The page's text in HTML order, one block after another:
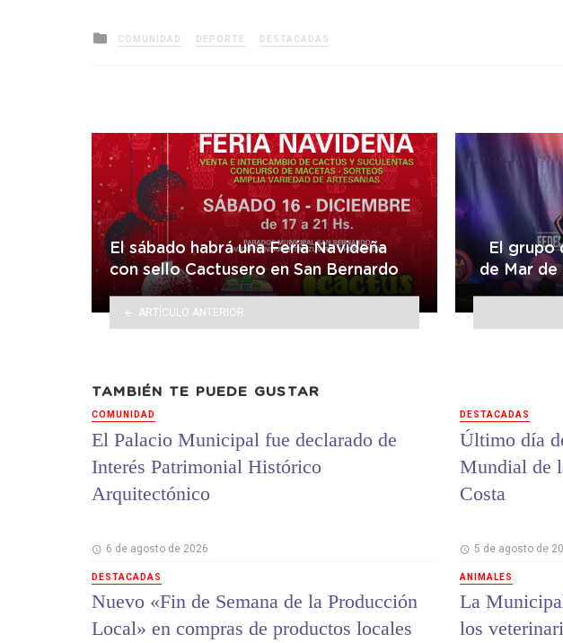
Posted
in
COMUNIDAD DEPORTE DESTACADAS
El sábado habrá una Feria Navideña
con sello Cactusero en San Bernardo
ARTÍCULO ANTERIOR
El grupo
de Mar de
TAMBIÉN TE PUEDE GUSTAR
COMUNIDAD
El Palacio Municipal fue declarado de
Interés Patrimonial Histórico
Arquitectónico
6 de agosto de 2026
DESTACADAS
Nuevo «Fin de Semana de la Producción
Local» en compras de productos locales
DESTACADAS
Último día
Mundial de
Costa
5 de agosto de
ANIMALES
La
los